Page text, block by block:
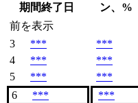
期間終了日
ン、%
前を表示
3
*** ***
4
*** ***
5
*** ***
6
*** ***